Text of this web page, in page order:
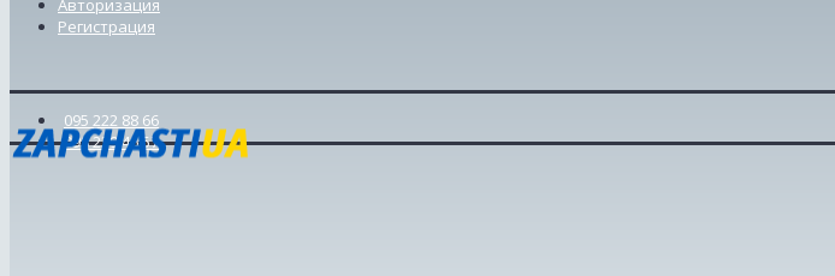
Авторизация
Регистрация
095 222 88 66
098 239 46 57